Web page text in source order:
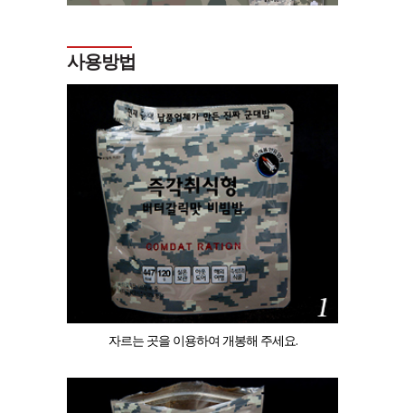
사용방법
자르는 곳을 이용하여 개봉해 주세요.